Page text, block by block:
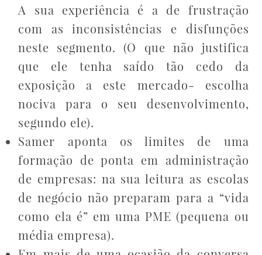
A sua experiência é a de frustração
com as inconsistências e disfunções
neste segmento. (O que não justifica
que ele tenha saído tão cedo da
exposição a este mercado- escolha
nociva para o seu desenvolvimento,
segundo ele).
Samer aponta os limites de uma
formação de ponta em administração
de empresas: na sua leitura as escolas
de negócio não preparam para a “vida
como ela é” em uma PME (pequena ou
média empresa).